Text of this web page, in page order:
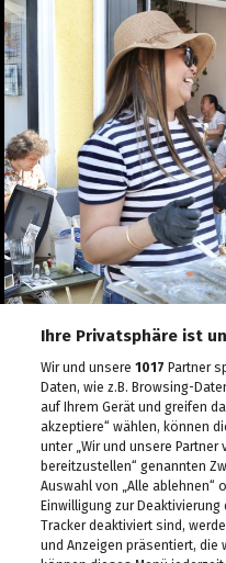
10. Geburtstag
30.04.2026
Maibaum-Aufstellung
Gösser Bräu
29.04.2026
Schlagergarten Gloria
2026
27.04.2026
ESC Starter Cosmo
im Murpark
27.04.2026
Die Meisterfeier der
99ers
26.04.2026
Lendstrom: Live-
Kulinarik und gute
Stimmung
23.04.2026
3. Annenfrühstück bei
Cookina
22.04.2026
Ihre Privatsphäre ist
Wir und unsere1017 Partner
Daten, wie z.B. Browsing-
auf Ihrem Gerät und greifen
akzeptiere“ wählen, können
unter „Wir und unsere
bereitzustellen“ genannten
Auswahl von „Alle ablehnen“
Einwilligung zur
Tracker deaktiviert sind,
und Anzeigen präsentiert, die